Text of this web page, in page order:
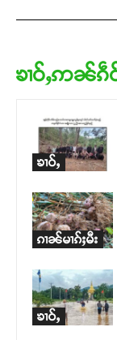
ၶၢဝ်ႇဢၼ်ၵဵဝ်
ၶၢဝ်ႇ
ၵၢၼ်မၢၵ်ႈမီး
ၶၢဝ်ႇ